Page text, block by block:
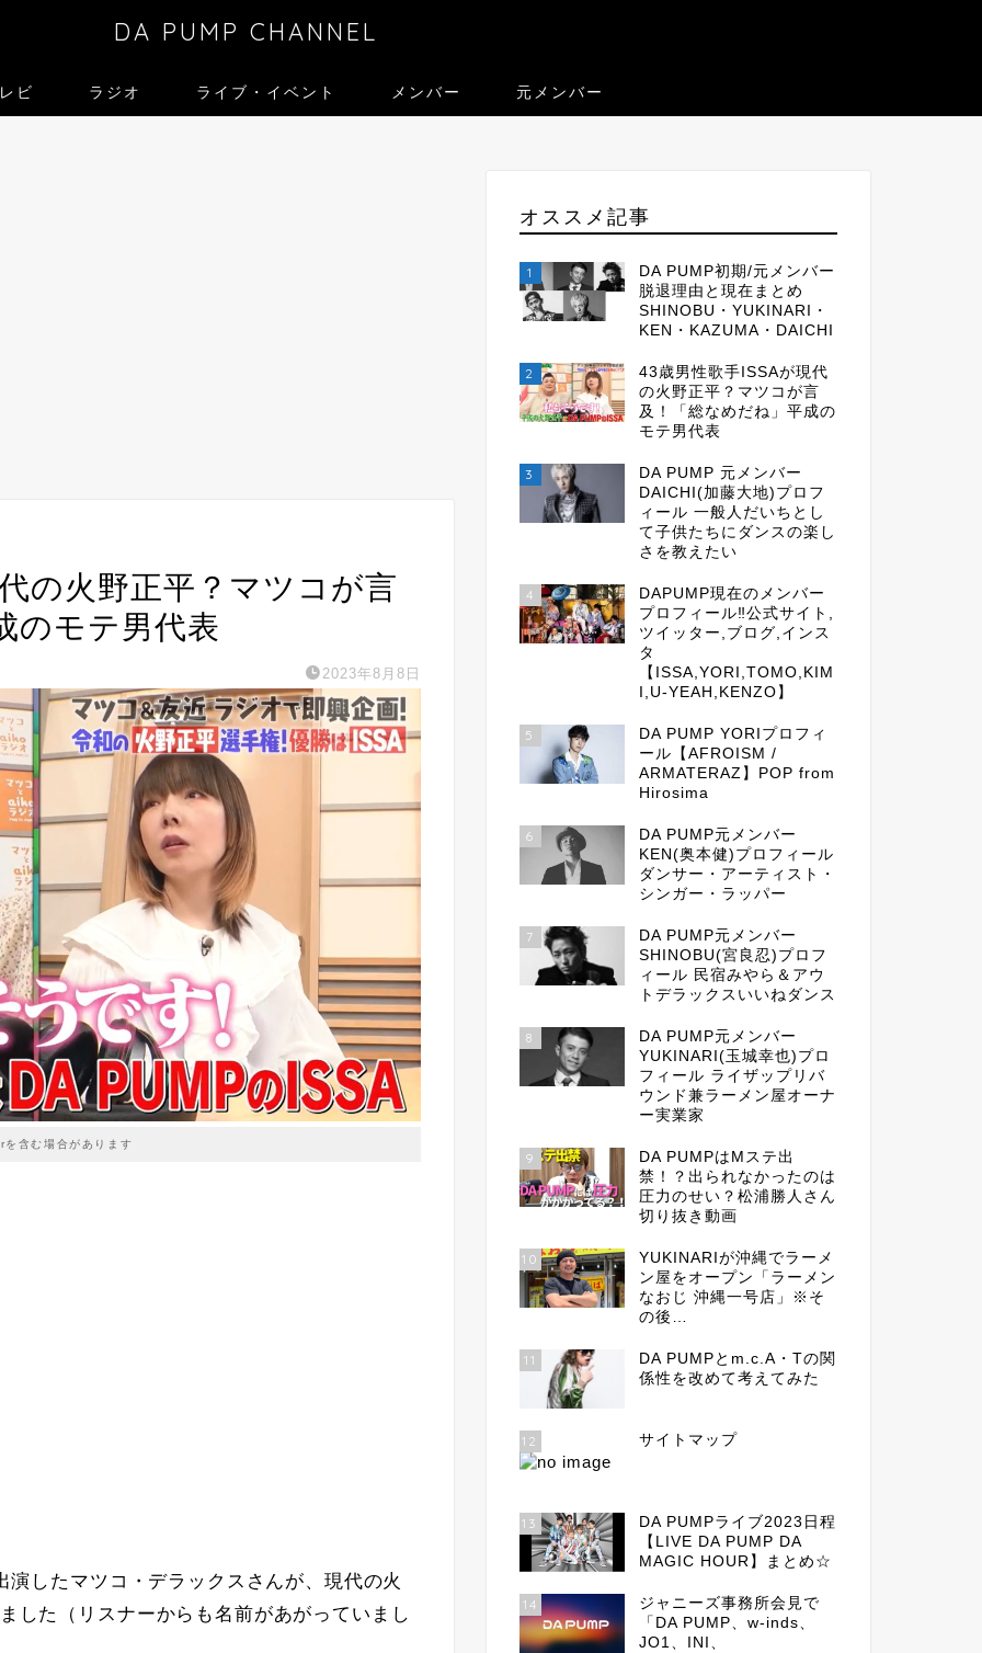
DA PUMP CHANNEL
ビ ラジオ ライブ・イベント メンバー 元メンバー
の火野正平？マツコが言
のモテ男代表
2023年8月8日
を含む場合があります
したマツコ・デラックスさんが、現代の火
した（リスナーからも名前があがっていまし
オススメ記事
1
DA PUMP初期/元メンバー
脱退理由と現在まとめ
SHINOBU・YUKINARI・
KEN・KAZUMA・DAICHI
2
43歳男性歌手ISSAが現代
の火野正平？マツコが言
及！「総なめだね」平成の
モテ男代表
3
DA PUMP 元メンバー
DAICHI(加藤大地)プロフ
ィール 一般人だいちとし
て子供たちにダンスの楽し
さを教えたい
4
DAPUMP現在のメンバー
プロフィール‼公式サイト,
ツイッター,ブログ,インス
タ
【ISSA,YORI,TOMO,KIM
I,U-YEAH,KENZO】
5
DA PUMP YORIプロフィ
ール【AFROISM /
ARMATERAZ】POP from
Hirosima
6
DA PUMP元メンバー
KEN(奥本健)プロフィール
ダンサー・アーティスト・
シンガー・ラッパー
7
DA PUMP元メンバー
SHINOBU(宮良忍)プロフ
ィール 民宿みやら＆アウ
トデラックスいいねダンス
8
DA PUMP元メンバー
YUKINARI(玉城幸也)プロ
フィール ライザップリバ
ウンド兼ラーメン屋オーナ
ー実業家
9
DA PUMPはMステ出
禁！？出られなかったのは
圧力のせい？松浦勝人さん
切り抜き動画
10
YUKINARIが沖縄でラーメ
ン屋をオープン「ラーメン
なおじ 沖縄一号店」※そ
の後…
11
DA PUMPとm.c.A・Tの関
係性を改めて考えてみた
12 サイトマップ
13
DA PUMPライブ2023日程
【LIVE DA PUMP DA
MAGIC HOUR】まとめ☆
14
ジャニーズ事務所会見で
「DA PUMP、w-inds、
JO1、INI、